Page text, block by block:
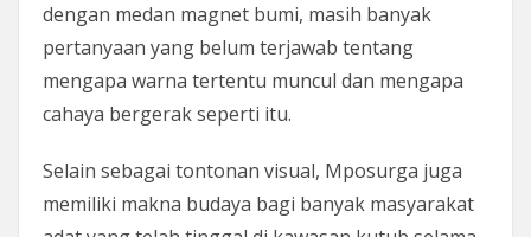
dengan medan magnet bumi, masih banyak
pertanyaan yang belum terjawab tentang
mengapa warna tertentu muncul dan mengapa
cahaya bergerak seperti itu.
Selain sebagai tontonan visual, Mposurga juga
memiliki makna budaya bagi banyak masyarakat